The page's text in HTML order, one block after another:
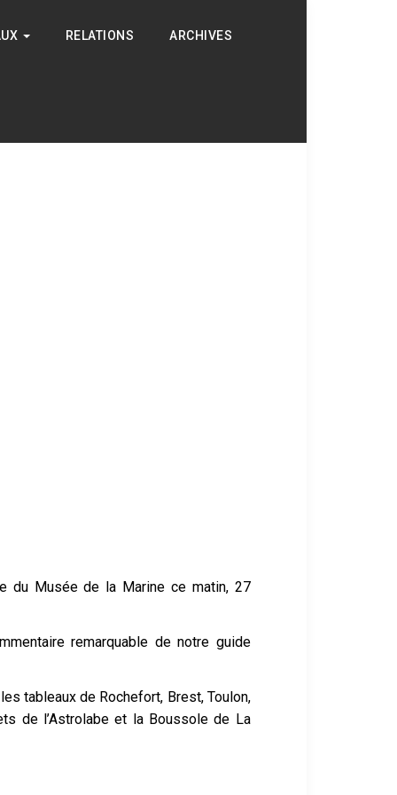
RELATIONS ARCHIVES
du Musée de la Marine ce matin, 27
remarquable de notre guide
tableaux de Rochefort, Brest, Toulon,
de l’Astrolabe et la Boussole de La